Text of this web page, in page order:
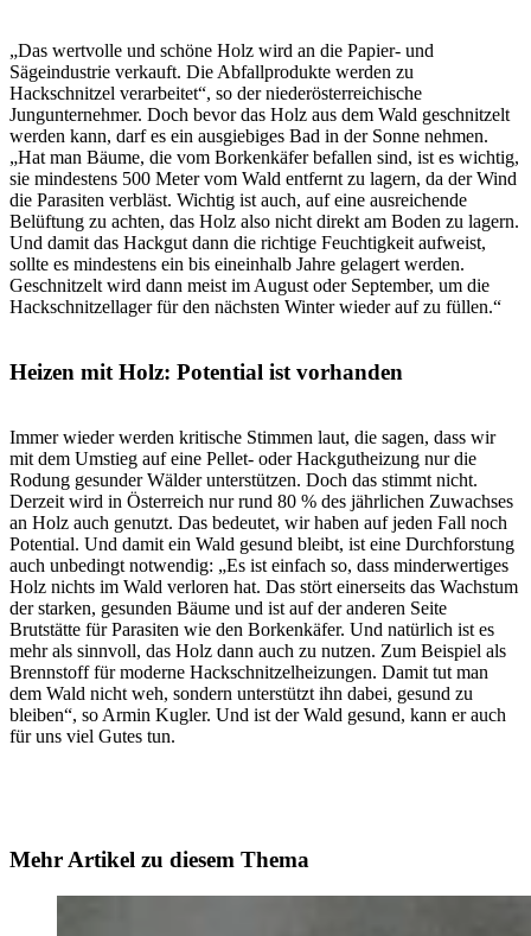
„Das wertvolle und schöne Holz wird an die Papier- und
Sägeindustrie verkauft. Die Abfallprodukte werden zu
Hackschnitzel verarbeitet“, so der niederösterreichische
Jungunternehmer. Doch bevor das Holz aus dem Wald geschnitzelt
werden kann, darf es ein ausgiebiges Bad in der Sonne nehmen.
„Hat man Bäume, die vom Borkenkäfer befallen sind, ist es wichtig,
sie mindestens 500 Meter vom Wald entfernt zu lagern, da der Wind
die Parasiten verbläst. Wichtig ist auch, auf eine ausreichende
Belüftung zu achten, das Holz also nicht direkt am Boden zu lagern.
Und damit das Hackgut dann die richtige Feuchtigkeit aufweist,
sollte es mindestens ein bis eineinhalb Jahre gelagert werden.
Geschnitzelt wird dann meist im August oder September, um die
Hackschnitzellager für den nächsten Winter wieder auf zu füllen.“
Heizen mit Holz: Potential ist vorhanden
Immer wieder werden kritische Stimmen laut, die sagen, dass wir
mit dem Umstieg auf eine Pellet- oder Hackgutheizung nur die
Rodung gesunder Wälder unterstützen. Doch das stimmt nicht.
Derzeit wird in Österreich nur rund 80 % des jährlichen Zuwachses
an Holz auch genutzt. Das bedeutet, wir haben auf jeden Fall noch
Potential. Und damit ein Wald gesund bleibt, ist eine Durchforstung
auch unbedingt notwendig: „Es ist einfach so, dass minderwertiges
Holz nichts im Wald verloren hat. Das stört einerseits das Wachstum
der starken, gesunden Bäume und ist auf der anderen Seite
Brutstätte für Parasiten wie den Borkenkäfer. Und natürlich ist es
mehr als sinnvoll, das Holz dann auch zu nutzen. Zum Beispiel als
Brennstoff für moderne Hackschnitzelheizungen. Damit tut man
dem Wald nicht weh, sondern unterstützt ihn dabei, gesund zu
bleiben“, so Armin Kugler. Und ist der Wald gesund, kann er auch
für uns viel Gutes tun.
Mehr Artikel zu diesem Thema